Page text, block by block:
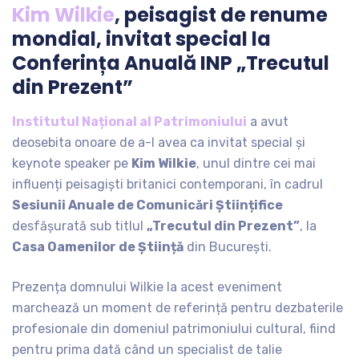
Kim Wilkie, peisagist de renume
mondial, invitat special la
Conferința Anuală INP „Trecutul
din Prezent”
Institutul Național al Patrimoniului a avut
deosebita onoare de a-l avea ca invitat special și
keynote speaker pe Kim Wilkie, unul dintre cei mai
influenți peisagiști britanici contemporani, în cadrul
Sesiunii Anuale de Comunicări Științifice
desfășurată sub titlul „Trecutul din Prezent”, la
Casa Oamenilor de Știință din București.
Prezența domnului Wilkie la acest eveniment
marchează un moment de referință pentru dezbaterile
profesionale din domeniul patrimoniului cultural, fiind
pentru prima dată când un specialist de talie